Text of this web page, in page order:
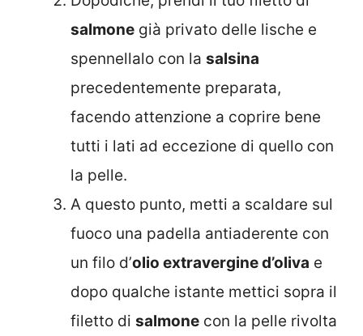
salmone già privato delle lische e
spennellalo con la salsina
precedentemente preparata,
facendo attenzione a coprire bene
tutti i lati ad eccezione di quello con
la pelle.
A questo punto, metti a scaldare sul
fuoco una padella antiaderente con
un filo d’olio extravergine d’oliva e
dopo qualche istante mettici sopra il
filetto di salmone con la pelle rivolta